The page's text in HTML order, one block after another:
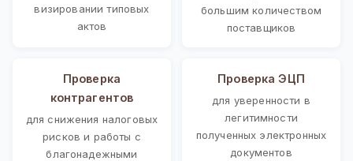
визировании типовых
актов
большим количеством
поставщиков
Проверка
контрагентов
для снижения налоговых
рисков и работы с
благонадежными
Проверка ЭЦП
для уверенности в
легитимности
полученных электронных
документов